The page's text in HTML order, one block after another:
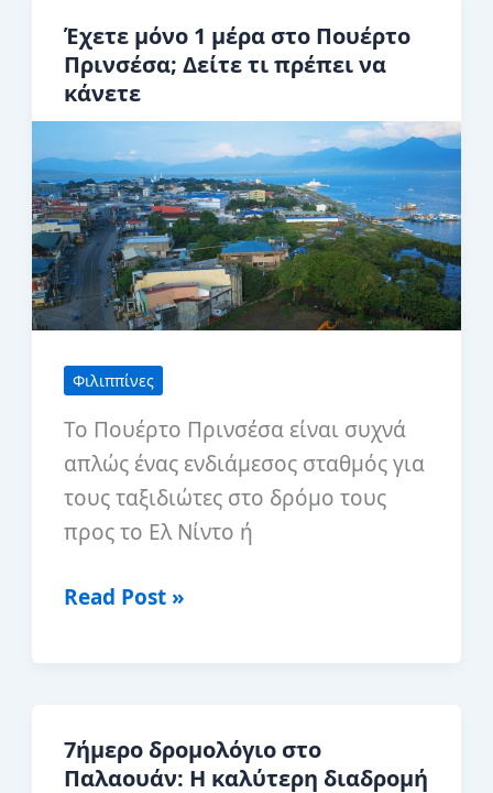
πέρα
από
τις
πρώτες
εντυπώσεις
Έχετε μόνο 1 μέρα στο Πουέρτο
Πρινσέσα; Δείτε τι πρέπει να
κάνετε
Φιλιππίνες
Το Πουέρτο Πρινσέσα είναι συχνά
απλώς ένας ενδιάμεσος σταθμός για
τους ταξιδιώτες στο δρόμο τους
προς το Ελ Νίντο ή
Έχετε
Πουέρτο
Read Post »
7ήμερο δρομολόγιο στο
Παλαουάν: Η καλύτερη διαδρομή